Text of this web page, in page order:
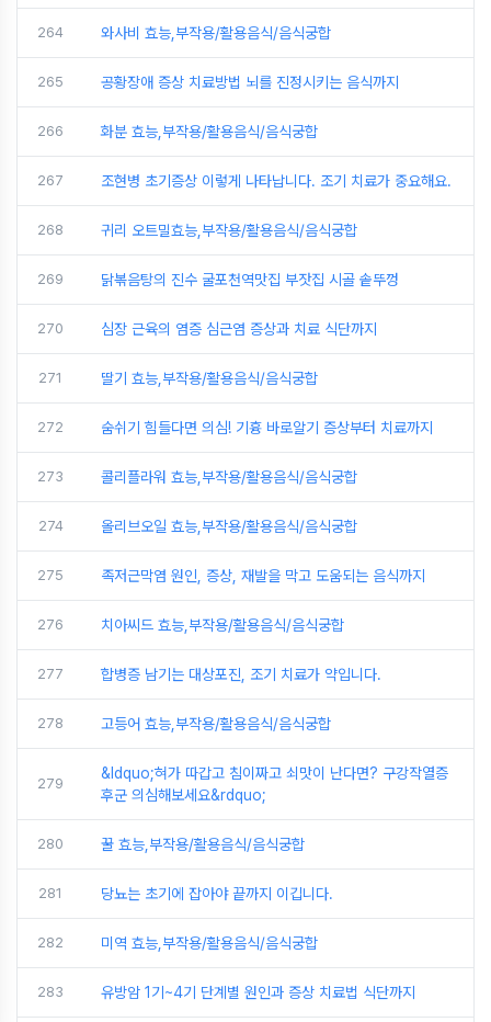
264 와사비 효능,부작용/활용음식/음식궁합
265 공황장애 증상 치료방법 뇌를 진정시키는 음식까지
266 화분 효능,부작용/활용음식/음식궁합
267 조현병 초기증상 이렇게 나타납니다. 조기 치료가 중요해요.
268 귀리 오트밀효능,부작용/활용음식/음식궁합
269 닭볶음탕의 진수 굴포천역맛집 부잣집 시골 솥뚜껑
270 심장 근육의 염증 심근염 증상과 치료 식단까지
271 딸기 효능,부작용/활용음식/음식궁합
272 숨쉬기 힘들다면 의심! 기흉 바로알기 증상부터 치료까지
273 콜리플라워 효능,부작용/활용음식/음식궁합
274 올리브오일 효능,부작용/활용음식/음식궁합
275 족저근막염 원인, 증상, 재발을 막고 도움되는 음식까지
276 치아씨드 효능,부작용/활용음식/음식궁합
277 합병증 남기는 대상포진, 조기 치료가 약입니다.
278 고등어 효능,부작용/활용음식/음식궁합
279
&ldquo;혀가 따갑고 침이짜고 쇠맛이 난다면? 구강작열증
후군 의심해보세요&rdquo;
280 꿀 효능,부작용/활용음식/음식궁합
281 당뇨는 초기에 잡아야 끝까지 이깁니다.
282 미역 효능,부작용/활용음식/음식궁합
283 유방암 1기~4기 단계별 원인과 증상 치료법 식단까지